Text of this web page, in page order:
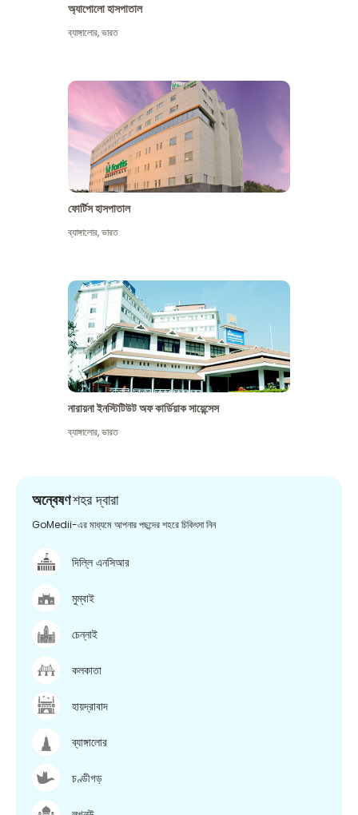
অ্যাপোলো হাসপাতাল
ব্যাঙ্গালোর,ভারত
ফোর্টিস হাসপাতাল
ব্যাঙ্গালোর,ভারত
নারায়না ইনস্টিটিউট অফ কার্ডিয়াক সায়েন্সেস
ব্যাঙ্গালোর,ভারত
অন্বেষণশহর দ্বারা
GoMedii-এর মাধ্যমে আপনার পছন্দের শহরে চিকিৎসা নিন
দিল্লি এনসিআর
মুম্বাই
চেন্নাই
কলকাতা
হায়দ্রাবাদ
ব্যাঙ্গালোর
চণ্ডীগড়